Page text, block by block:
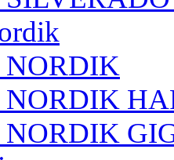
NORDIK
NORDIK
NORDIK